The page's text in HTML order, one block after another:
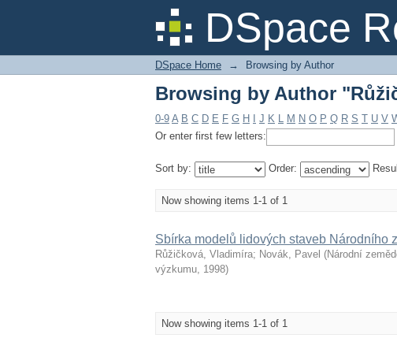
DSpace
Browsing by Author
DSpace Home → Browsing by Author
Browsing by Author
0-9 A B C D E F G H J K L M N O P Q R S T U V
Or enter first few letters:
Sort by: Order:
Now showing items 1-1 of 1
Sbírka modelů lidových staveb Národního
Růžičková, Vladimíra; Novák, Pavel (Národní
výzkumu, 1998)
Now showing items 1-1 of 1